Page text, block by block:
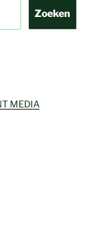
Zoeken
MEDIA